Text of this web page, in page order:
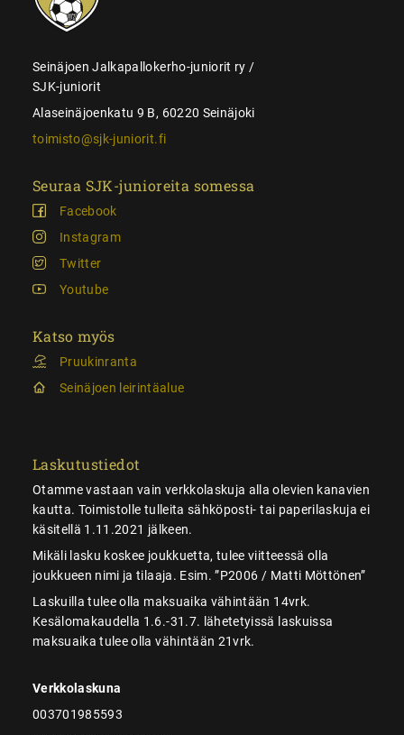
Seinäjoen Jalkapallokerho-juniorit ry /
SJK-juniorit
Alaseinäjoenkatu 9 B, 60220 Seinäjoki
toimisto@sjk-juniorit.fi
Seuraa SJK-junioreita somessa
Facebook
Instagram
Twitter
Youtube
Katso myös
Pruukinranta
Seinäjoen leirintäalue
Laskutustiedot
Otamme vastaan vain verkkolaskuja alla olevien kanavien
kautta. Toimistolle tulleita sähköposti- tai paperilaskuja ei
käsitellä 1.11.2021 jälkeen.
Mikäli lasku koskee joukkuetta, tulee viitteessä olla
joukkueen nimi ja tilaaja. Esim. ”P2006 / Matti Möttönen”
Laskuilla tulee olla maksuaika vähintään 14vrk.
Kesälomakaudella 1.6.-31.7. lähetetyissä laskuissa
maksuaika tulee olla vähintään 21vrk.
Verkkolaskuna
003701985593